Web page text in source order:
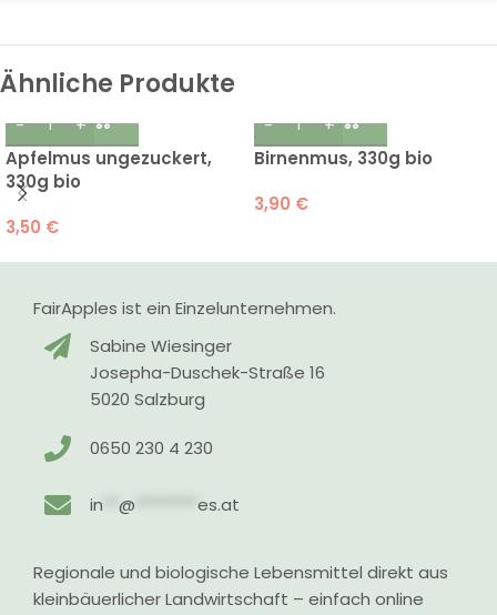
Ähnliche Produkte
Apfelmus ungezuckert,
330g bio
3,50 €
Birnenmus, 330g bio
3,90 €
FairApples ist ein Einzelunternehmen.
Sabine Wiesinger
Josepha-Duschek-Straße 16
5020 Salzburg
0650 230 4 230
in **@ ********es.at
Regionale und biologische Lebensmittel direkt aus
kleinbäuerlicher Landwirtschaft – einfach online